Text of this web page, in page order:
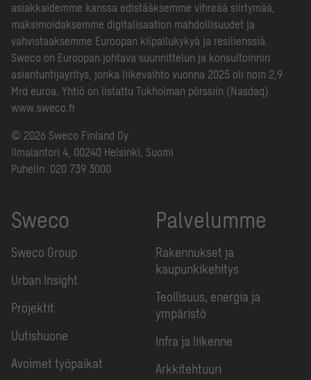
asiakkaidemme kanssa edistääksemme vihreää siirtymää,
maksimoidaksemme digitalisaation mahdollisuudet ja
vahvistaaksemme Euroopan kilpailukykyä ja resilienssiä.
Sweco on Euroopan johtava suunnittelun ja konsultoinnin
asiantuntijayritys, jonka liikevaihto vuonna 2025 oli noin 2,9
Mrd euroa. Yhtiö on listattu Tukholman pörssiin (Nasdaq).
www.sweco.fi
© 2026 Sweco Finland Oy
Ilmalantori 4, 00240 Helsinki, Suomi
Puhelin: 020 739 3000
Sweco
Sweco Group
Urban Insight
Projektit
Uutishuone
Avoimet työpaikat
Palvelumme
Rakennukset ja
kaupunkikehitys
Teollisuus, energia ja
ympäristö
Infra ja liikenne
Arkkitehtuuri